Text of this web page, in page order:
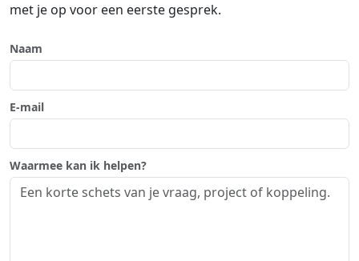
met je op voor een eerste gesprek.
Naam
E-mail
Waarmee kan ik helpen?